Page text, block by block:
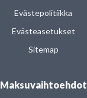
Evästepolitiikka
Evästeasetukset
Sitemap
Maksuvaihtoehdot